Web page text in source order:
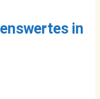
in